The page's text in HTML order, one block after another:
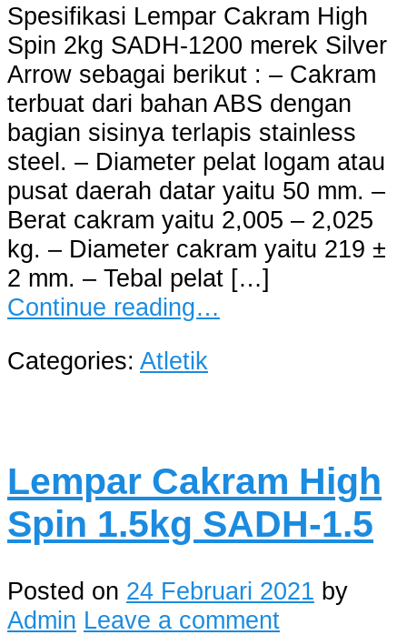
Spesifikasi Lempar Cakram High
Spin 2kg SADH-1200 merek Silver
Arrow sebagai berikut : – Cakram
terbuat dari bahan ABS dengan
bagian sisinya terlapis stainless
steel. – Diameter pelat logam atau
pusat daerah datar yaitu 50 mm. –
Berat cakram yaitu 2,005 – 2,025
kg. – Diameter cakram yaitu 219 ±
2 mm. – Tebal pelat […]
Continue reading…
Categories: Atletik
Lempar Cakram High
Spin 1.5kg SADH-1.5
Posted on 24 Februari 2021 by
Admin Leave a comment